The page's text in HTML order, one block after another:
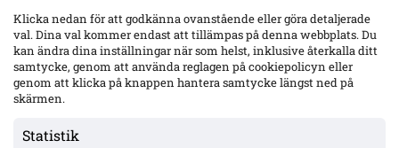
Klicka nedan för att godkänna ovanstående eller göra detaljerade
val. Dina val kommer endast att tillämpas på denna webbplats. Du
kan ändra dina inställningar när som helst, inklusive återkalla ditt
samtycke, genom att använda reglagen på cookiepolicyn eller
genom att klicka på knappen hantera samtycke längst ned på
skärmen.
Statistik
Kamara spräcker nollan – första Elfsborg-målet avgjorde borta mot Malmö
Momoh Kamara satte sitt första mål för Elfsborg – matchvinnare på
Eleda mot Malmö FF. 21-åringen, på lån från Minnesota United 2,
beskriver glädje, hunger och att han nu hittat rytmen i laget.